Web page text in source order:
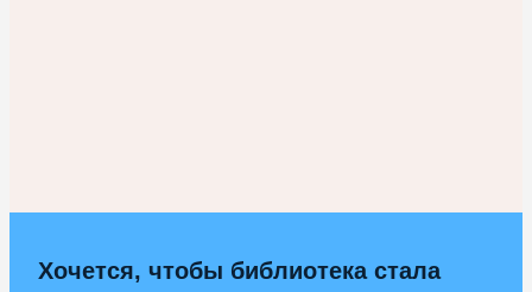
Хочется, чтобы библиотека стала